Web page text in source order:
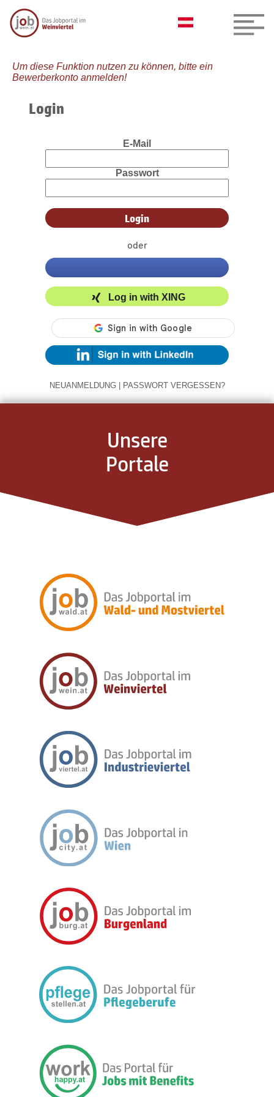
Um diese Funktion nutzen zu können, bitte ein
Bewerberkonto anmelden!
Login
E-Mail
Passwort
oder
Log in with XING
NEUANMELDUNG | PASSWORT VERGESSEN?
Unsere
Portale